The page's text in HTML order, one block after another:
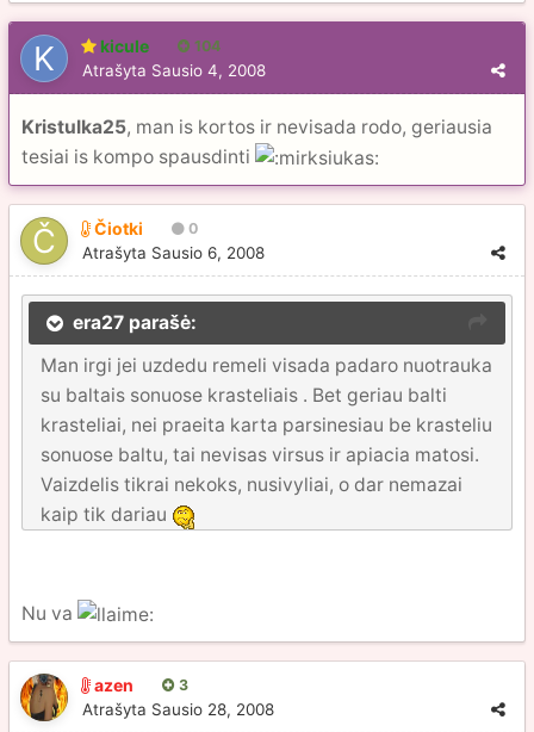
kicule 104
Atrašyta Sausio 4, 2008
Kristulka25, man is kortos ir nevisada rodo, geriausia
tesiai is kompo spausdinti
Čiotki 0
Atrašyta Sausio 6, 2008
era27 parašė:
Man irgi jei uzdedu remeli visada padaro nuotrauka
su baltais sonuose krasteliais . Bet geriau balti
krasteliai, nei praeita karta parsinesiau be krasteliu
sonuose baltu, tai nevisas virsus ir apiacia matosi.
Vaizdelis tikrai nekoks, nusivyliai, o dar nemazai
kaip tik dariau
Nu va
azen 3
Atrašyta Sausio 28, 2008